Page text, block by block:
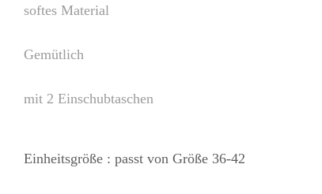
softes Material
Gemütlich
mit 2 Einschubtaschen
Einheitsgröße : passt von Größe 36-42